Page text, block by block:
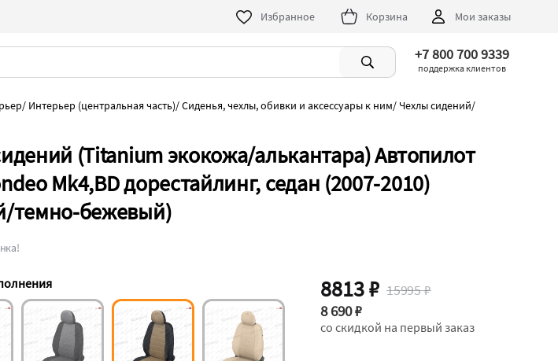
Избранное Корзина Мои заказы
+7 800 700 9339
поддержка клиентов
/ Интерьер (центральная часть)/Сиденья, чехлы, обивки и аксессуары к ним/ Чехлы сидений/
(Titanium экокожа/алькантара) Автопилот
Mk4,BD дорестайлинг, седан (2007-2010)
темно-бежевый)
8813 ₽ 15995 ₽
8 690 ₽
со скидкой на первый заказ